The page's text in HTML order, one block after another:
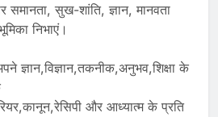
सुख-शांति, ज्ञान, मानवता
निभाएं।
अपने ज्ञान,विज्ञान,तकनीक,अनुभव,शिक्षा के
और आध्यात्म के प्रति